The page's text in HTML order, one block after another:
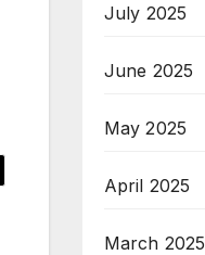
July 2025
June 2025
May 2025
April 2025
March 2025